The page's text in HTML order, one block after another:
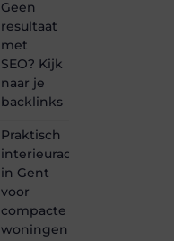
Geen
resultaat
met
SEO? Kijk
naar je
backlinks
Praktisch
interieuradvies
in Gent
voor
compacte
woningen